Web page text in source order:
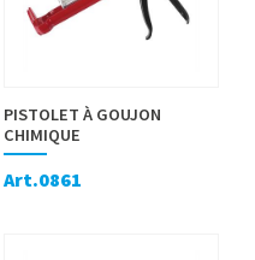
PISTOLET À GOUJON
CHIMIQUE
Art.0861